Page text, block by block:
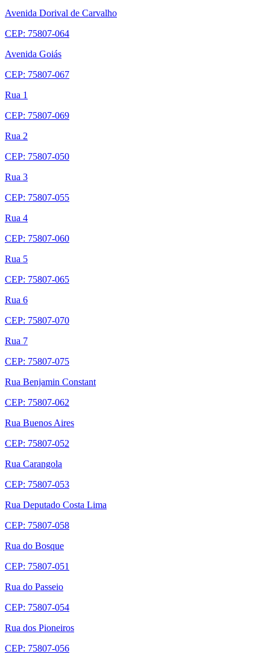
Avenida Dorival de Carvalho
CEP: 75807-064
Avenida Goiás
CEP: 75807-067
Rua 1
CEP: 75807-069
Rua 2
CEP: 75807-050
Rua 3
CEP: 75807-055
Rua 4
CEP: 75807-060
Rua 5
CEP: 75807-065
Rua 6
CEP: 75807-070
Rua 7
CEP: 75807-075
Rua Benjamin Constant
CEP: 75807-062
Rua Buenos Aires
CEP: 75807-052
Rua Carangola
CEP: 75807-053
Rua Deputado Costa Lima
CEP: 75807-058
Rua do Bosque
CEP: 75807-051
Rua do Passeio
CEP: 75807-054
Rua dos Pioneiros
CEP: 75807-056